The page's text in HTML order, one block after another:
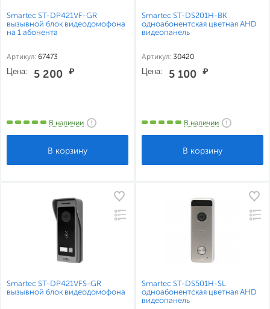
Smartec ST-DP421VF-GR
вызывной блок видеодомофона
на 1 абонента
Артикул: 67473
Цена: 5 200 ₽
В наличии
Smartec ST-DS201H-BK
одноабонентская цветная AHD
видеопанель
Артикул: 30420
Цена: 5 100 ₽
В наличии
Smartec ST-DP421VFS-GR
вызывной блок видеодомофона
Smartec ST-DS501H-SL
одноабонентская цветная AHD
видеопанель